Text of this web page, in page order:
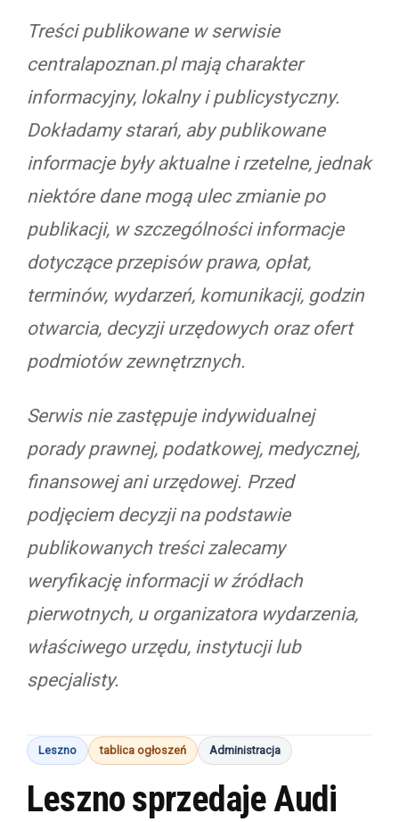
Treści publikowane w serwisie
centralapoznan.pl mają charakter
informacyjny, lokalny i publicystyczny.
Dokładamy starań, aby publikowane
informacje były aktualne i rzetelne, jednak
niektóre dane mogą ulec zmianie po
publikacji, w szczególności informacje
dotyczące przepisów prawa, opłat,
terminów, wydarzeń, komunikacji, godzin
otwarcia, decyzji urzędowych oraz ofert
podmiotów zewnętrznych.
Serwis nie zastępuje indywidualnej
porady prawnej, podatkowej, medycznej,
finansowej ani urzędowej. Przed
podjęciem decyzji na podstawie
publikowanych treści zalecamy
weryfikację informacji w źródłach
pierwotnych, u organizatora wydarzenia,
właściwego urzędu, instytucji lub
specjalisty.
Leszno tablica ogłoszeń Administracja
Leszno sprzedaje Audi